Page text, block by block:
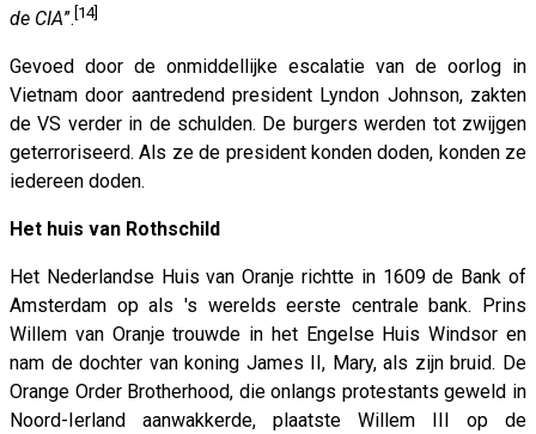
de CIA”. [14]
Gevoed door de onmiddellijke escalatie van de oorlog in
Vietnam door aantredend president Lyndon Johnson, zakten
de VS verder in de schulden. De burgers werden tot zwijgen
geterroriseerd. Als ze de president konden doden, konden ze
iedereen doden.
Het huis van Rothschild
Het Nederlandse Huis van Oranje richtte in 1609 de Bank of
Amsterdam op als 's werelds eerste centrale bank. Prins
Willem van Oranje trouwde in het Engelse Huis Windsor en
nam de dochter van koning James II, Mary, als zijn bruid. De
Orange Order Brotherhood, die onlangs protestants geweld in
Noord-Ierland aanwakkerde, plaatste Willem III op de